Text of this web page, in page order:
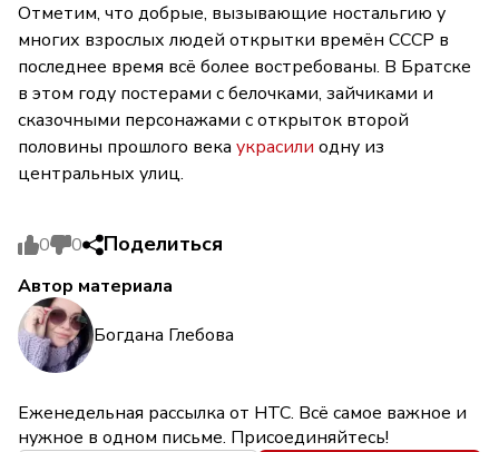
Отметим, что добрые, вызывающие ностальгию у
многих взрослых людей открытки времён СССР в
последнее время всё более востребованы. В Братске
в этом году постерами с белочками, зайчиками и
сказочными персонажами с открыток второй
половины прошлого века украсили одну из
центральных улиц.
0 0 Поделиться
Автор материала
Богдана Глебова
Еженедельная рассылка от НТС. Всё самое важное и
нужное в одном письме. Присоединяйтесь!